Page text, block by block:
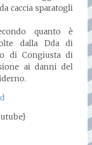
caccia sparatogli
quanto è
dalla Dda di
di Congiusta di
ai danni del